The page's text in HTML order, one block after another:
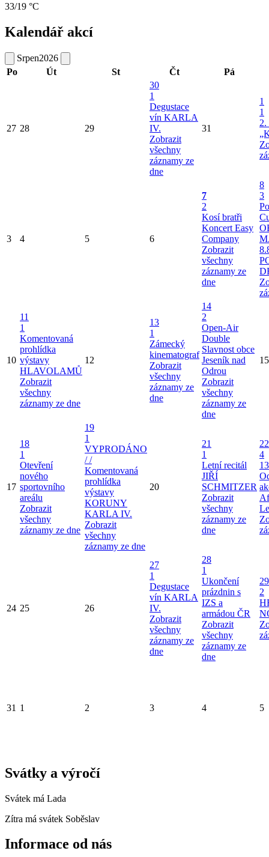
33/19 °C
Kalendář akcí
Srpen2026
Po
Út St Čt Pá
27 28 29
30
1
Degustace
vín KARLA
IV.
Zobrazit
všechny
záznamy ze
dne
31
1
1
2.
3 4 5 6
7
2
Kosí bratři
Koncert Easy
Company
Zobrazit
všechny
záznamy ze
dne
8
3
10
11
1
Komentovaná
prohlídka
výstavy
HLAVOLAMŮ
Zobrazit
všechny
záznamy ze dne
12
13
1
Zámecký
kinematograf
Zobrazit
všechny
záznamy ze
dne
14
2
Open-Air
Double
Slavnost obce
Jeseník nad
Odrou
Zobrazit
všechny
záznamy ze
dne
15
17
18
1
Otevření
nového
sportovního
areálu
Zobrazit
všechny
záznamy ze dne
19
1
VYPRODÁNO
/ /
Komentovaná
prohlídka
výstavy
KORUNY
KARLA IV.
Zobrazit
všechny
záznamy ze dne
20
21
1
Letní recitál
JIŘÍ
SCHMITZER
Zobrazit
všechny
záznamy ze
dne
22
4
24 25 26
27
1
Degustace
vín KARLA
IV.
Zobrazit
všechny
záznamy ze
dne
28
1
Ukončení
prázdnin s
IZS a
armádou ČR
Zobrazit
všechny
záznamy ze
dne
29
2
31 1 2 3 4 5
Svátky a výročí
Svátek má Lada
Zítra má svátek Soběslav
Informace od nás